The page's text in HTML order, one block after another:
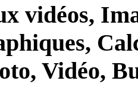
vidéos,
Vidéo,